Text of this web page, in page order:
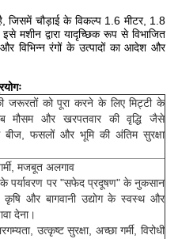
जिसमें चौड़ाई के विकल्प 1.6 मीटर, 1.8
मशीन द्वारा यादृच्छिक रूप से विभाजित
विभिन्न रंगों के उत्पादों का आदेश और
जरूरतों को पूरा करने के लिए मिट्टी के
मौसम और खरपतवार की वृद्धि जैसे
बीज, फसलों और भूमि की अंतिम सुरक्षा
मजबूत अलगाव
के पर्यावरण पर "सफेद प्रदूषण" के नुकसान
और बागवानी उद्योग के स्वस्थ और
देना।
उत्कृष्ट सुरक्षा, अच्छा गर्मी, विरोधी